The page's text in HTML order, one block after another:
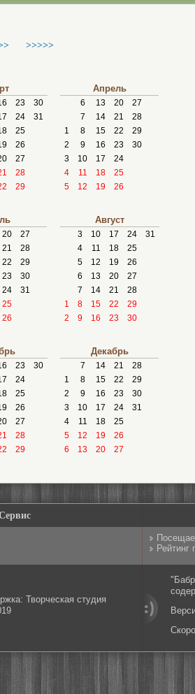
>>>>>
23
30
24
31
25
26
27
28
29
Апрель
6 13 20
27
7
14 21
28
1
8 15 22
29
2
9 16 23
30
3
10 17
24
4
11 18
25
5
12 19 26
20
27
21
28
22
29
23
30
24
31
25
26
Август
3 10 17 24
31
4
11 18
25
5
12 19
26
6
13 20
27
7
14 21
28
1
8 15 22
29
2
9 16 23 30
23
30
24
25
26
27
28
29
Декабрь
7 14 21
28
1
8 15 22
29
2
9 16 23
30
3
10 17 24
31
4
11 18
25
5
12 19
26
6
13 20 27
Рейтинг
Творческая студия